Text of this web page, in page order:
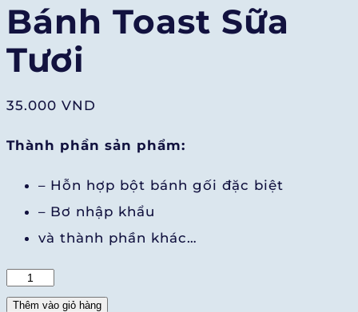
Bánh Toast Sữa
Tươi
35.000 VND
Thành phần sản phẩm:
– Hỗn hợp bột bánh gối đặc biệt
– Bơ nhập khẩu
và thành phần khác…
Bánh
Toast
Thêm vào giỏ hàng